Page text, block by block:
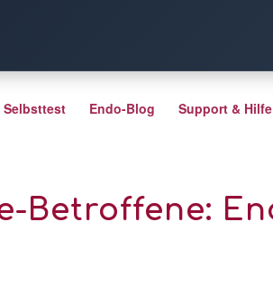
Selbsttest Endo-Blog Support & Hilfe
Betroffene: